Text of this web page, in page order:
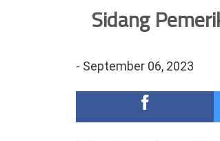
Hadirkan Tujuh Sapta
Polsek Wonoasih
RILIS RAPAT
Tugu Tirta Usung
DKD PERADI Malang
Sidang
- September 06, 2023